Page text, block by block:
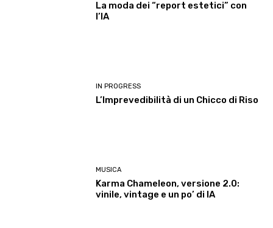
La moda dei “report estetici” con
l’IA
IN PROGRESS
L’Imprevedibilità di un Chicco di Riso
MUSICA
Karma Chameleon, versione 2.0:
vinile, vintage e un po’ di IA